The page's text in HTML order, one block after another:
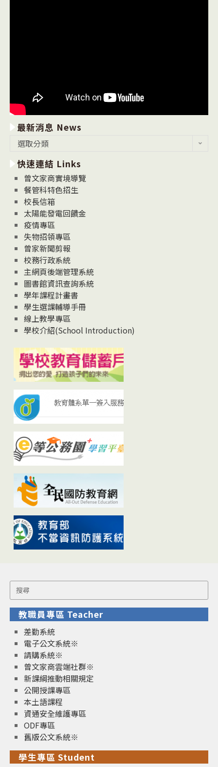
最新消息 News
消
息
News
選取分類
快速連結 Links
曾文家商實境導覽
餐管科特色招生
校長信箱
太陽能發電回饋金
疫情專區
失物招領專區
曾家新聞剪報
校務行政系統
主網頁後端管理系統
圖書館資訊查詢系統
學年課程計畫書
學生選課輔導手冊
線上教學專區
學校介紹(School Introduction)
Search
for:
教職員專區 Teacher
差勤系統
電子公文系統※
請購系統※
曾文家商雲端社群※
新課綱推動相關規定
公開授課專區
本土語課程
資通安全維護專區
ODF專區
舊版公文系統※
學生專區 Student